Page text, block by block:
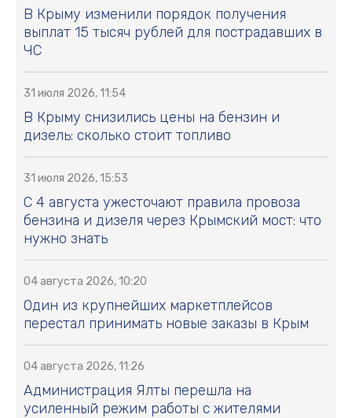
В Крыму изменили порядок получения
выплат 15 тысяч рублей для пострадавших в
ЧС
31 июля 2026, 11:54
В Крыму снизились цены на бензин и
дизель: сколько стоит топливо
31 июля 2026, 15:53
С 4 августа ужесточают правила провоза
бензина и дизеля через Крымский мост: что
нужно знать
04 августа 2026, 10:20
Один из крупнейших маркетплейсов
перестал принимать новые заказы в Крым
04 августа 2026, 11:26
Администрация Ялты перешла на
усиленный режим работы с жителями